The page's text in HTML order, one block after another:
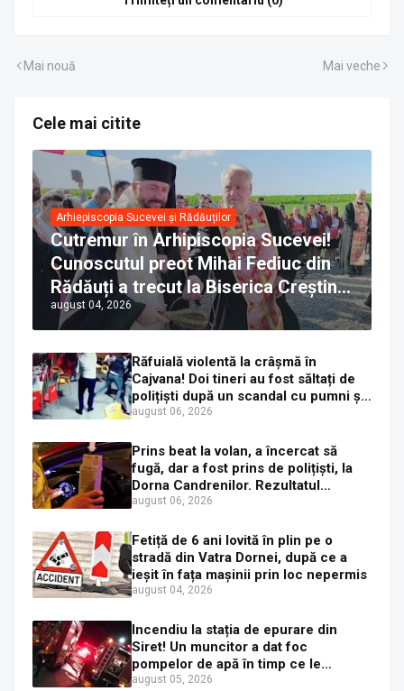
Mai nouă Mai veche
Cele mai citite
Arhiepiscopia Sucevei și Rădăuților
Cutremur în Arhipiscopia Sucevei!
Cunoscutul preot Mihai Fediuc din
Rădăuți a trecut la Biserica Creștină
Ortodoxă Valahă. ÎPS Calinic anunță
că îi pregătește judecata canonică
august 04, 2026
Răfuială violentă la crâșmă în
Cajvana! Doi tineri au fost săltați de
polițiști după un scandal cu pumni și
mașini distruse
august 06, 2026
Prins beat la volan, a încercat să
fugă, dar a fost prins de polițiști, la
Dorna Candrenilor. Rezultatul
etilotestului: 1,59 mg/l alcool pur în
august 06, 2026
Fetiță de 6 ani lovită în plin pe o
stradă din Vatra Dornei, după ce a
ieșit în fața mașinii prin loc nepermis
august 04, 2026
Incendiu la stația de epurare din
Siret! Un muncitor a dat foc
pompelor de apă în timp ce le
alimenta cu combustibil
august 05, 2026